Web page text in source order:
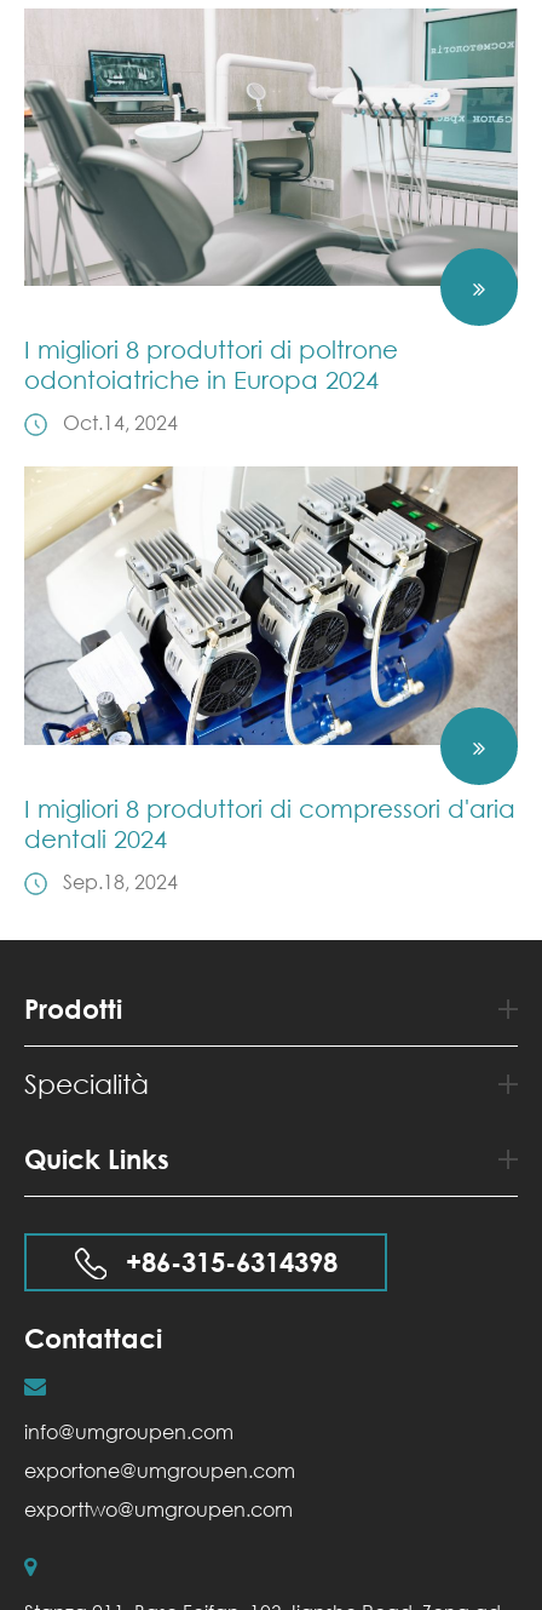
I migliori 8 produttori di poltrone
odontoiatriche in Europa 2024
Oct.14, 2024
I migliori 8 produttori di compressori d'aria
dentali 2024
Sep.18, 2024
Prodotti
Specialità
Quick Links
+86-315-6314398
Contattaci
info@umgroupen.com
exportone@umgroupen.com
exporttwo@umgroupen.com